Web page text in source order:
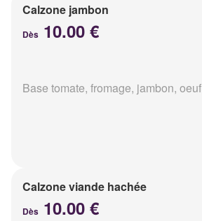
Calzone jambon
Dès 10.00 €
Base tomate, fromage, jambon, oeuf
Calzone viande hachée
Dès 10.00 €